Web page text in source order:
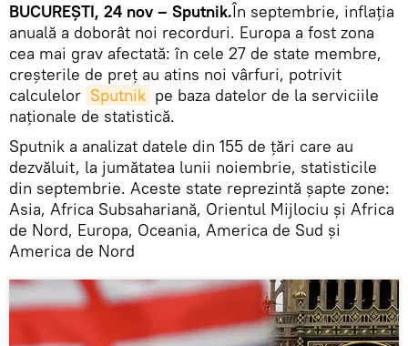
BUCUREŞTI, 24 nov – Sputnik.În septembrie, inflația
anuală a doborât noi recorduri. Europa a fost zona
cea mai grav afectată: în cele 27 de state membre,
creșterile de preț au atins noi vârfuri, potrivit
calculelor Sputnik pe baza datelor de la serviciile
naționale de statistică.
Sputnik a analizat datele din 155 de țări care au
dezvăluit, la jumătatea lunii noiembrie, statisticile
din septembrie. Aceste state reprezintă șapte zone:
Asia, Africa Subsahariană, Orientul Mijlociu și Africa
de Nord, Europa, Oceania, America de Sud și
America de Nord